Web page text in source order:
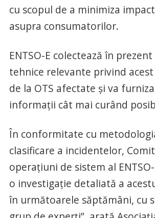
cu scopul de a minimiza
asupra consumatorilor.
ENTSO-E colectează în
tehnice relevante privind
de la OTS afectate și va
informații cât mai curând
În conformitate cu
clasificare a incidentelor,
operațiuni de sistem al
o investigație detaliată a
în următoarele săptămâni, cu